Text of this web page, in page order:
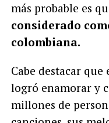
más probable es
considerado
colombiana.
Cabe destacar
logró enamorar y
millones de